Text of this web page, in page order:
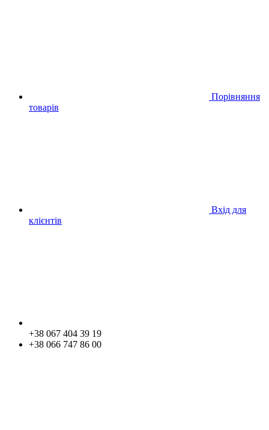
Порівняння
товарів
Вхід для
клієнтів
+38 067 404 39 19
+38 066 747 86 00